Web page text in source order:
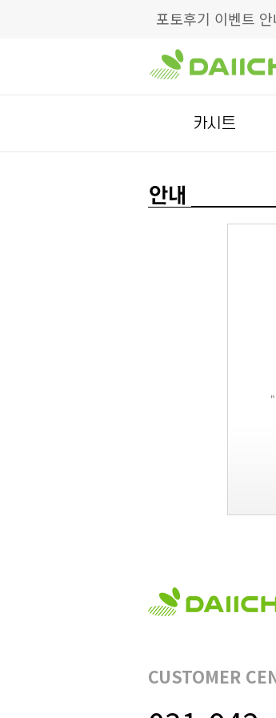
포토후기 이벤트 안
카시트
CUSTOMER